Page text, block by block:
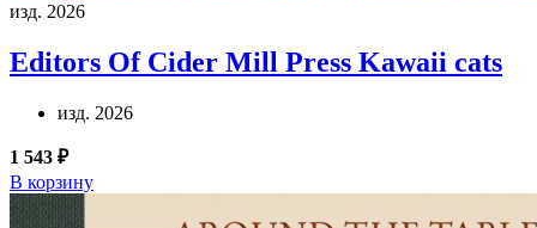
изд. 2026
Editors Of Cider Mill Press Kawaii cats
изд. 2026
1 543 ₽
В корзину